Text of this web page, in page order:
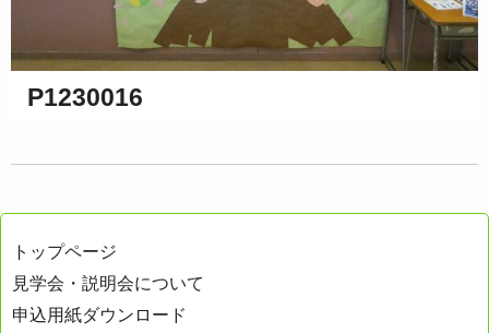
P1230016
トップページ
見学会・説明会について
申込用紙ダウンロード